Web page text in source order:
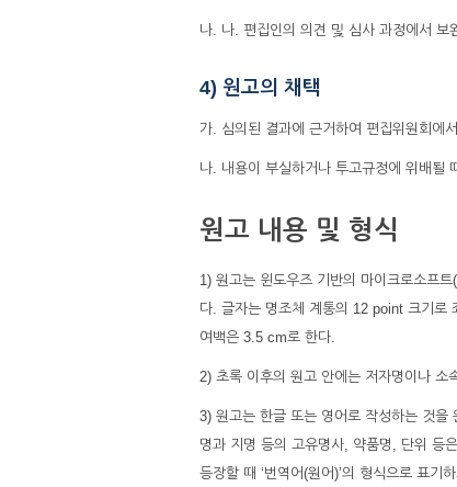
나. 나. 편집인의 의견 및 심사 과정에서 보
4) 원고의 채택
가. 심의된 결과에 근거하여 편집위원회에
나. 내용이 부실하거나 투고규정에 위배될
원고 내용 및 형식
1) 원고는 윈도우즈 기반의 마이크로소프
다. 글자는 명조체 계통의 12 point 크기로
여백은 3.5 cm로 한다.
2) 초록 이후의 원고 안에는 저자명이나 소
3) 원고는 한글 또는 영어로 작성하는 것을
명과 지명 등의 고유명사, 약품명, 단위 등
등장할 때 ‘번역어(원어)’의 형식으로 표